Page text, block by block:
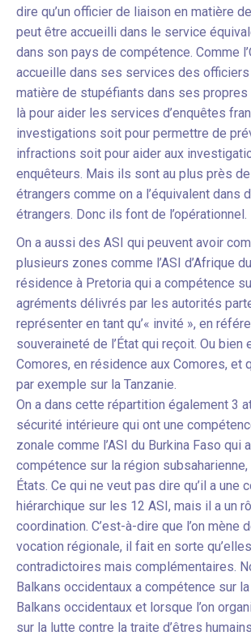
dire qu’un officier de liaison en matière
peut être accueilli dans le service
dans son pays de compétence. Comme
accueille dans ses services des
matière de stupéfiants dans ses
là pour aider les services d’enquêtes
investigations soit pour permettre de
infractions soit pour aider aux
enquêteurs. Mais ils sont au plus près
étrangers comme on a l’équivalent dans
étrangers. Donc ils font de l’opérationnel.
On a aussi des ASI qui peuvent avoir
plusieurs zones comme l’ASI d’Afrique
résidence à Pretoria qui a compétence
agréments délivrés par les autorités
représenter en tant qu’« invité », en
souveraineté de l’État qui reçoit. Ou bien
Comores, en résidence aux Comores, et
par exemple sur la Tanzanie.
On a dans cette répartition également 3
sécurité intérieure qui ont une
zonale comme l’ASI du Burkina Faso qui
compétence sur la région
États. Ce qui ne veut pas dire qu’il a une
hiérarchique sur les 12 ASI, mais il a un
coordination. C’est-à-dire que l’on mène
vocation régionale, il fait en sorte
contradictoires mais complémentaires.
Balkans occidentaux a compétence sur
Balkans occidentaux et lorsque l’on
sur la lutte contre la traite d’êtres